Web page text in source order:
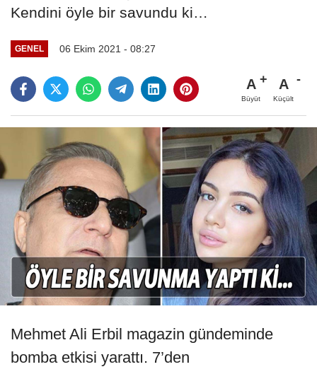
Kendini öyle bir savundu ki…
GENEL 06 Ekim 2021 - 08:27
A
Büyüt
A
Küçült
Mehmet Ali Erbil magazin gündeminde
bomba etkisi yarattı. 7’den